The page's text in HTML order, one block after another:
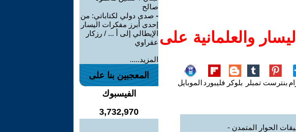
والعلمانية على
بنترست تمبلر بلوكر فليبورد الموبايل
الحوار المتمدن -
صالح
- صدى دولي لكتاباتي: من
إحدى أبرز مفكرات اليسار
الإيطالي إلى أ ... / رزكار
عقراوي
المزيد.....
المعجبين بنا على
الفيسبوك
3,732,970